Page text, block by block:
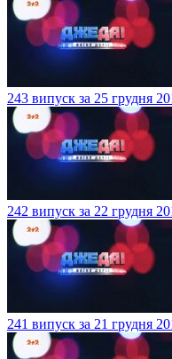
243 випуск за 25 грудня
242 випуск за 22 грудня
241 випуск за 21 грудня